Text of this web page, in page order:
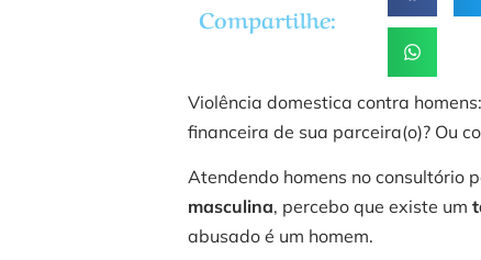
Compartilhe:
Violência domestica contra
financeira de sua parceira(o)? Ou
Atendendo homens no consultório
masculina, percebo que existe um
abusado é um homem.